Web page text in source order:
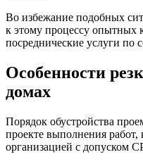
Во избежание подобных
к этому процессу опытных
посреднические услуги по
Особенности
домах
Порядок обустройства
проекте выполнения работ,
организацией с допуском